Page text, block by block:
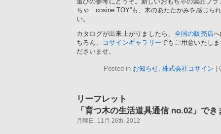
ちゃ cosine TOY”も、木のあたたかみを感じら
い。
カタログが出来上がりましたら、 全国の販売店
ちろん、
コサインギャラリーでもご用意いたし
ださいませ。
Posted in お知らせ, 株式会社コサイン
リーフレット
「育つ木の生活道具通信 no.02」でき
月曜日, 11月 26th, 2012